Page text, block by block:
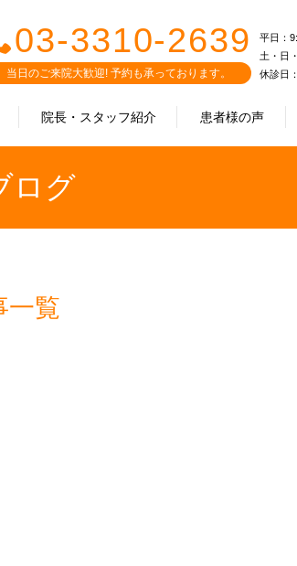
院長・スタッフ紹介 患者様の声
03-3310-2639
当日のご来院大歓迎! 予約も承っております。
平日：
土・日
休診日
ログ
一覧